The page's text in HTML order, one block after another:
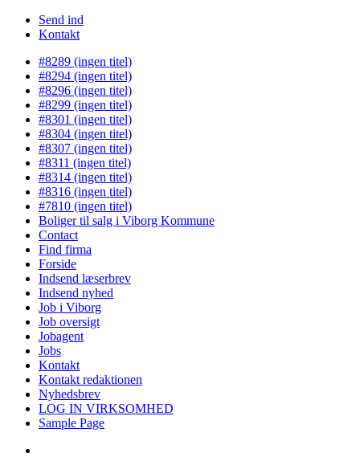
Send ind
Kontakt
#8289 (ingen titel)
#8294 (ingen titel)
#8296 (ingen titel)
#8299 (ingen titel)
#8301 (ingen titel)
#8304 (ingen titel)
#8307 (ingen titel)
#8311 (ingen titel)
#8314 (ingen titel)
#8316 (ingen titel)
#7810 (ingen titel)
Boliger til salg i Viborg Kommune
Contact
Find firma
Forside
Indsend læserbrev
Indsend nyhed
Job i Viborg
Job oversigt
Jobagent
Jobs
Kontakt
Kontakt redaktionen
Nyhedsbrev
LOG IN VIRKSOMHED
Sample Page